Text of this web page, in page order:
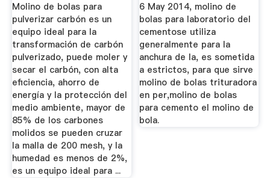
Molino de bolas para
pulverizar carbón es un
equipo ideal para la
transformación de carbón
pulverizado, puede moler y
secar el carbón, con alta
eficiencia, ahorro de
energía y la protección del
medio ambiente, mayor de
85% de los carbones
molidos se pueden cruzar
la malla de 200 mesh, y la
humedad es menos de 2%,
es un equipo ideal para ...
6 May 2014, molino de
bolas para laboratorio del
cementose utiliza
generalmente para la
anchura de la, es sometida
a estrictos, para que sirve
molino de bolas trituradora
en per,molino de bolas
para cemento el molino de
bola.